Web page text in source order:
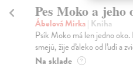
Pes Moko a jeho
Ábelová Mirka| Kniha
Psík Moko má len jedno
smejú, žije ďaleko od ľudí a
Na sklade ?